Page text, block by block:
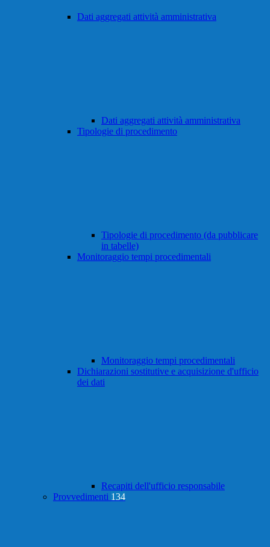
Dati aggregati attività amministrativa
Dati aggregati attività amministrativa
Tipologie di procedimento
Tipologie di procedimento (da pubblicare
in tabelle)
Monitoraggio tempi procedimentali
Monitoraggio tempi procedimentali
Dichiarazioni sostitutive e acquisizione d'ufficio
dei dati
Recapiti dell'ufficio responsabile
Provvedimenti 134